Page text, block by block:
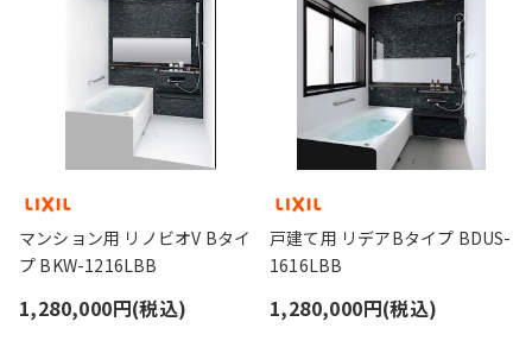
マンション用 リノビオV Bタイ
プ BKW-1216LBB
1,280,000円(税込)
戸建て用 リデアBタイプ BDUS-
1616LBB
1,280,000円(税込)